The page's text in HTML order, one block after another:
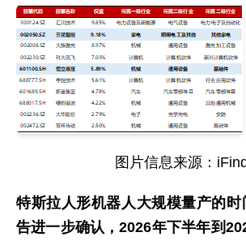
图片信息来源：iFind
特斯拉人形机器人大规模量产的
告进一步确认，2026年下半年到